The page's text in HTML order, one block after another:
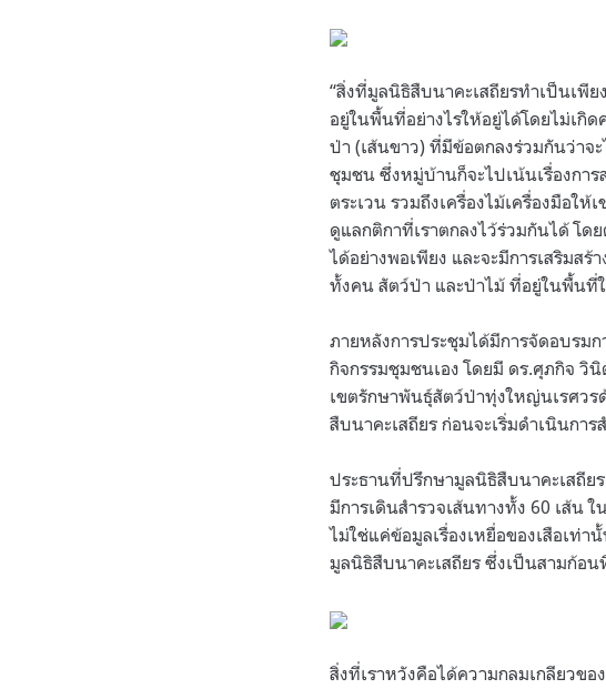
“สิ่งที่มูลนิธิสืบนาคะเสถียรทำเป็นเพี
อยู่ในพื้นที่อย่างไรให้อยู่ได้โดยไม่เกิ
ป่า (เส้นขาว) ที่มีข้อตกลงร่วมกันว่า
ชุมชน ซึ่งหมู่บ้านก็จะไปเน้นเรื่องกา
ตระเวน รวมถึงเครื่องไม้เครื่องมือใ
ดูแลกติกาที่เราตกลงไว้ร่วมกันได้ โ
ได้อย่างพอเพียง และจะมีการเสริมส
ทั้งคน สัตว์ป่า และป่าไม้ ที่อยู่ในพื้นที่
ภายหลังการประชุมได้มีการจัดอบรม
กิจกรรมชุมชนเอง โดยมี ดร.ศุภกิจ วิ
เขตรักษาพันธุ์สัตว์ป่าทุ่งใหญ่นเรศว
สืบนาคะเสถียร ก่อนจะเริ่มดำเนินกา
ประธานที่ปรึกษามูลนิธิสืบนาคะเสถียร
มีการเดินสำรวจเส้นทางทั้ง 60 เส้น
ไม่ใช่แค่ข้อมูลเรื่องเหยื่อของเสือเท่
มูลนิธิสืบนาคะเสถียร ซึ่งเป็นสามก้อ
สิ่งที่เราหวังคือได้ความกลมเกลียวขอ